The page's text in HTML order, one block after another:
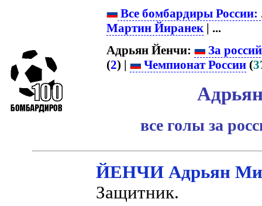
Все бомбардиры России:
Мартин Йиранек | ...
Адрьян Йенчи:
За
(2) | Чемпионат России (
все голы за
ЙЕНЧИ Адрьян
Защитник.